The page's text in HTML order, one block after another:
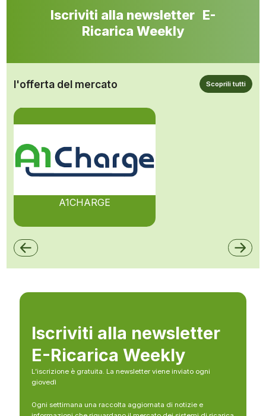
Iscriviti alla newsletter E-
Ricarica Weekly
l'offerta del mercato Scoprili tutti
A1CHARGE
Iscriviti alla newsletter
E-Ricarica Weekly
L’iscrizione è gratuita. La newsletter viene inviato ogni
giovedì
Ogni settimana una raccolta aggiornata di notizie e